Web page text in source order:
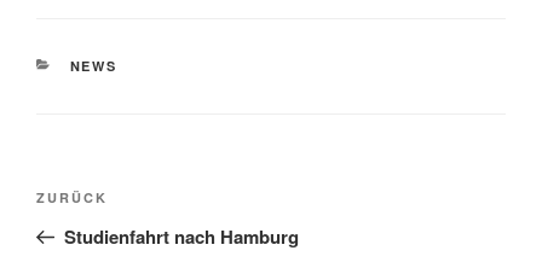
KATEGORIEN
NEWS
Beitragsnavigation
Vorheriger
Beitrag
ZURÜCK
Studienfahrt nach Hamburg